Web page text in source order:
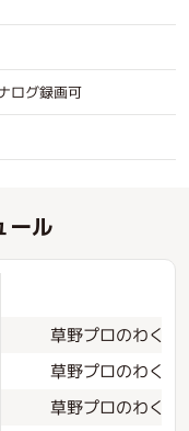
ログ録画可
ール
草野プロのわく
草野プロのわくわ
草野プロのわく